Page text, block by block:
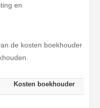
en
de kosten boekhouder
Kosten boekhouder